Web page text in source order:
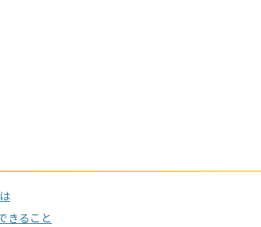
きること